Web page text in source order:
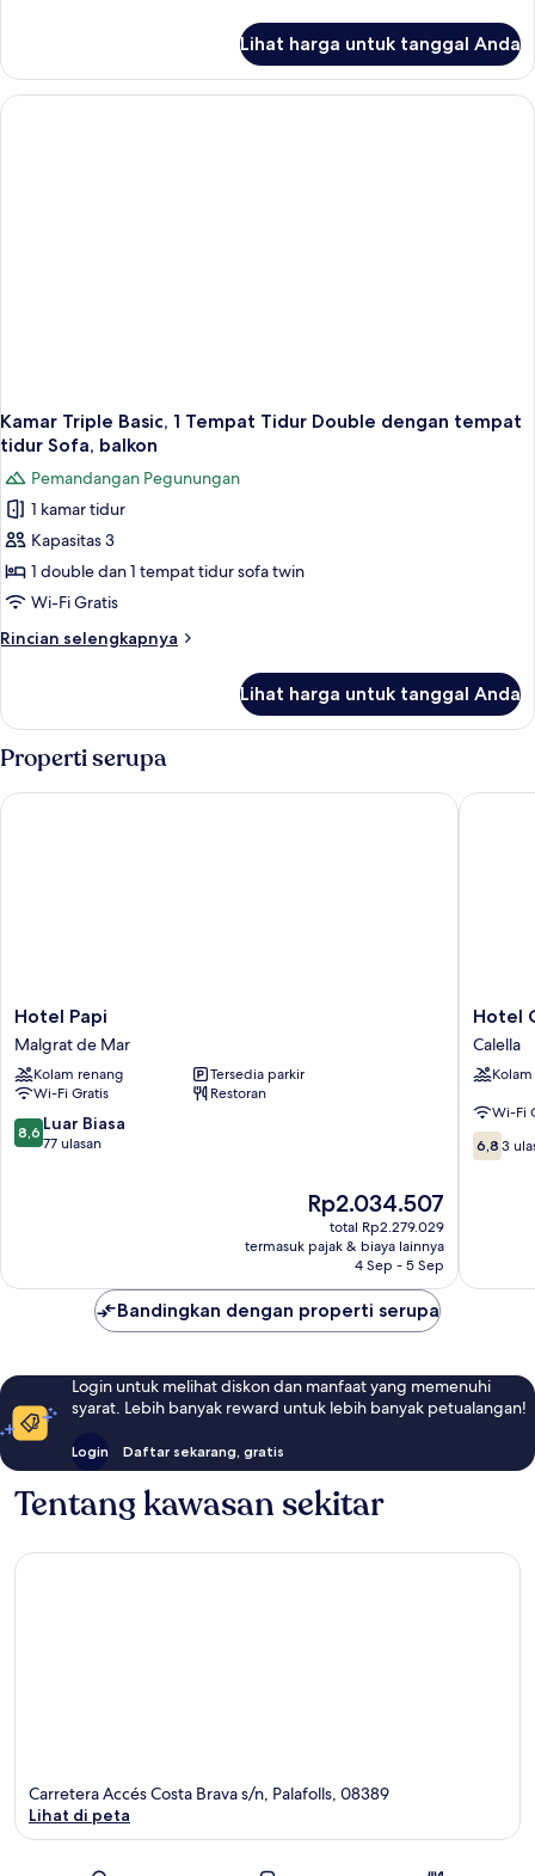
Kamar
Double,
balkon
Lihat harga untuk tanggal Anda
Kamar Triple Basic, 1 Tempat Tidur Double dengan tempat
tidur Sofa, balkon
Pemandangan Pegunungan
1 kamar tidur
Kapasitas 3
1 double dan 1 tempat tidur sofa twin
Wi-Fi Gratis
Rincian selengkapnya
Rincian
Kamar
Triple
Basic,
Tempat
Lihat harga untuk tanggal Anda
Properti serupa
Hotel
Papi
Malgrat
de
Mar
Hotel Papi
Malgrat de Mar
Kolam renang
Tersedia parkir
Wi-Fi Gratis
Restoran
8.6
dari
8,6 Luar Biasa
77 ulasan
Harga
sekarang
Rp2.034.507
Rp2.034.507
total Rp2.279.029
termasuk pajak & biaya lainnya
4 Sep - 5 Sep
Hotel Papi
Hotel
Calella
Calella
Hotel
Calella
Wi-Fi
6.8
dari
6,8 3
Hotel
Bandingkan dengan properti serupa
Login untuk melihat diskon dan manfaat yang memenuhi
syarat. Lebih banyak reward untuk lebih banyak petualangan!
Login Daftar sekarang, gratis
Tentang kawasan sekitar
Carretera Accés Costa Brava s/n, Palafolls, 08389
Lihat di peta